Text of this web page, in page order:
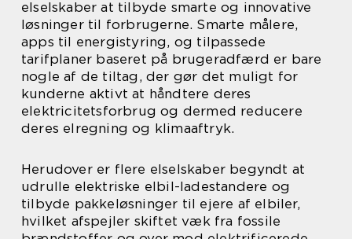
elselskaber at tilbyde smarte og innovative
løsninger til forbrugerne. Smarte målere,
apps til energistyring, og tilpassede
tarifplaner baseret på brugeradfærd er bare
nogle af de tiltag, der gør det muligt for
kunderne aktivt at håndtere deres
elektricitetsforbrug og dermed reducere
deres elregning og klimaaftryk.
Herudover er flere elselskaber begyndt at
udrulle elektriske elbil-ladestandere og
tilbyde pakkeløsninger til ejere af elbiler,
hvilket afspejler skiftet væk fra fossile